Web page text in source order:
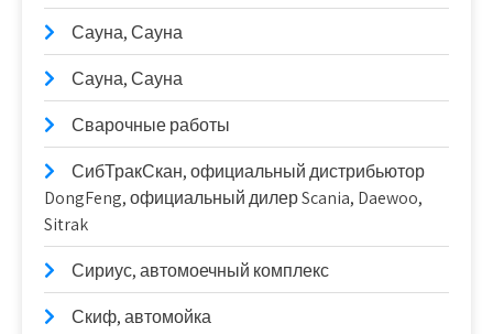
Сауна, Сауна
Сауна, Сауна
Сварочные работы
СибТракСкан, официальный дистрибьютор
DongFeng, официальный дилер Scania, Daewoo,
Sitrak
Сириус, автомоечный комплекс
Скиф, автомойка